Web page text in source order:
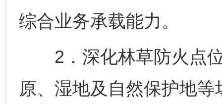
综合业务承载能力。
2．深化林草防火点位
原、湿地及自然保护地